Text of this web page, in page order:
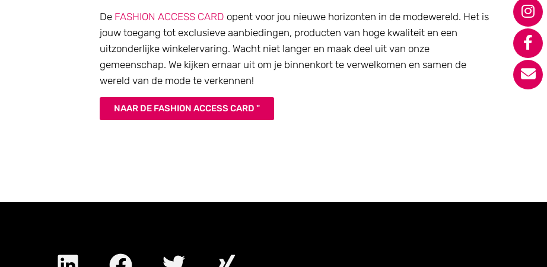
De FASHION ACCESS CARD opent voor jou nieuwe horizonten in de modewereld. Het is
jouw toegang tot exclusieve aanbiedingen, producten van hoge kwaliteit en een
uitzonderlijke winkelervaring. Wacht niet langer en maak deel uit van onze
gemeenschap. We kijken ernaar uit om je binnenkort te verwelkomen en samen de
wereld van de mode te verkennen!
NAAR DE FASHION ACCESS CARD "